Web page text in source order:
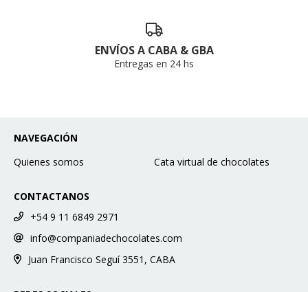
ENVÍOS A CABA & GBA
Entregas en 24 hs
NAVEGACIÓN
Quienes somos
Cata virtual de chocolates
CONTACTANOS
+54 9 11 6849 2971
info@companiadechocolates.com
Juan Francisco Seguí 3551, CABA